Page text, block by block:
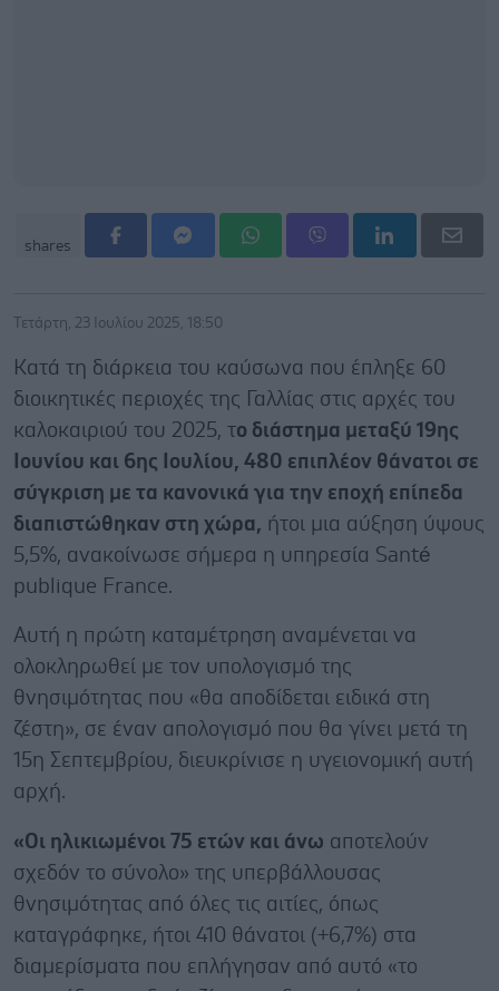
shares
Τετάρτη, 23 Ιουλίου 2025, 18:50
Κατά τη διάρκεια του καύσωνα που έπληξε 60
διοικητικές περιοχές της Γαλλίας στις αρχές του
καλοκαιριού του 2025, το διάστημα μεταξύ 19ης
Ιουνίου και 6ης Ιουλίου, 480 επιπλέον θάνατοι σε
σύγκριση με τα κανονικά για την εποχή επίπεδα
διαπιστώθηκαν στη χώρα, ήτοι μια αύξηση ύψους
5,5%, ανακοίνωσε σήμερα η υπηρεσία Santé
publique France.
Αυτή η πρώτη καταμέτρηση αναμένεται να
ολοκληρωθεί με τον υπολογισμό της
θνησιμότητας που «θα αποδίδεται ειδικά στη
ζέστη», σε έναν απολογισμό που θα γίνει μετά τη
15η Σεπτεμβρίου, διευκρίνισε η υγειονομική αυτή
αρχή.
«Οι ηλικιωμένοι 75 ετών και άνω αποτελούν
σχεδόν το σύνολο» της υπερβάλλουσας
θνησιμότητας από όλες τις αιτίες, όπως
καταγράφηκε, ήτοι 410 θάνατοι (+6,7%) στα
διαμερίσματα που επλήγησαν από αυτό «το